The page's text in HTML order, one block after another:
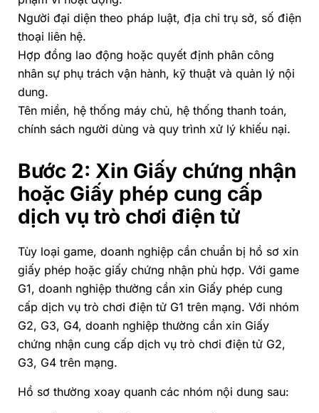
Người đại diện theo pháp luật, địa chỉ trụ sở, số điện
thoại liên hệ.
Hợp đồng lao động hoặc quyết định phân công
nhân sự phụ trách vận hành, kỹ thuật và quản lý nội
dung.
Tên miền, hệ thống máy chủ, hệ thống thanh toán,
chính sách người dùng và quy trình xử lý khiếu nại.
Bước 2: Xin Giấy chứng nhận
hoặc Giấy phép cung cấp
dịch vụ trò chơi điện tử
Tùy loại game, doanh nghiệp cần chuẩn bị hồ sơ xin
giấy phép hoặc giấy chứng nhận phù hợp. Với game
G1, doanh nghiệp thường cần xin Giấy phép cung
cấp dịch vụ trò chơi điện tử G1 trên mạng. Với nhóm
G2, G3, G4, doanh nghiệp thường cần xin Giấy
chứng nhận cung cấp dịch vụ trò chơi điện tử G2,
G3, G4 trên mạng.
Hồ sơ thường xoay quanh các nhóm nội dung sau: